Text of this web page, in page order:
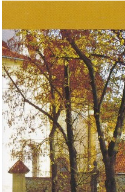
v ZOO Hluboká
ZOO Hluboká
v ZOO Hluboká
Hluboká
Hluboká
ZOO Hluboká
Hluboká
v ZOO Hluboká